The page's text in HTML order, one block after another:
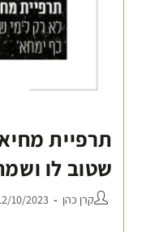
תרפיית
שטוב לו
קרן כהן 10/2023